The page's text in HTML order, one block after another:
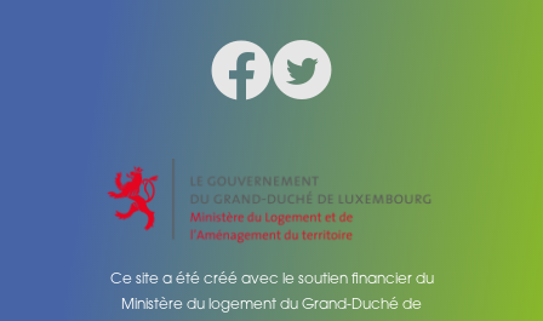
Ce site a été créé avec le soutien financier du
Ministère du logement du Grand-Duché de